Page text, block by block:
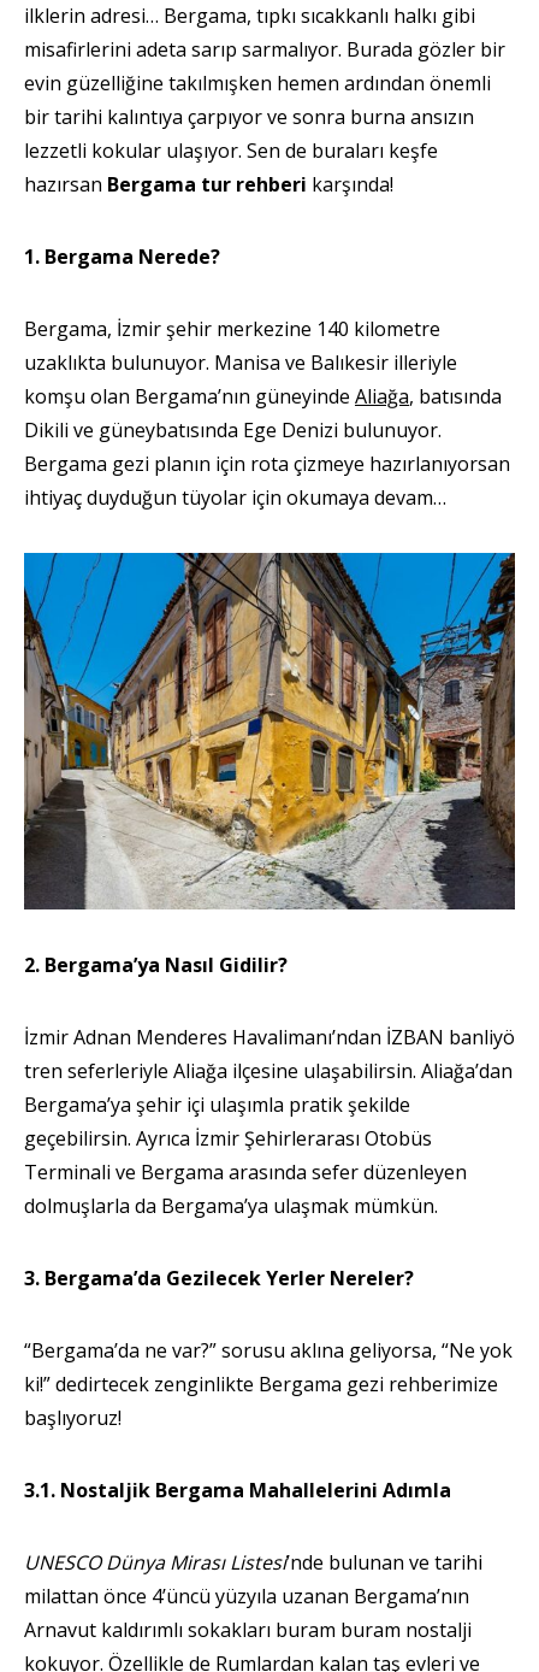
ilklerin adresi… Bergama, tıpkı sıcakkanlı halkı gibi
misafirlerini adeta sarıp sarmalıyor. Burada gözler bir
evin güzelliğine takılmışken hemen ardından önemli
bir tarihi kalıntıya çarpıyor ve sonra burna ansızın
lezzetli kokular ulaşıyor. Sen de buraları keşfe
hazırsan Bergama tur rehberi karşında!
1. Bergama Nerede?
Bergama, İzmir şehir merkezine 140 kilometre
uzaklıkta bulunuyor. Manisa ve Balıkesir illeriyle
komşu olan Bergama’nın güneyinde Aliağa, batısında
Dikili ve güneybatısında Ege Denizi bulunuyor.
Bergama gezi planın için rota çizmeye hazırlanıyorsan
ihtiyaç duyduğun tüyolar için okumaya devam…
2. Bergama’ya Nasıl Gidilir?
İzmir Adnan Menderes Havalimanı’ndan İZBAN banliyö
tren seferleriyle Aliağa ilçesine ulaşabilirsin. Aliağa’dan
Bergama’ya şehir içi ulaşımla pratik şekilde
geçebilirsin. Ayrıca İzmir Şehirlerarası Otobüs
Terminali ve Bergama arasında sefer düzenleyen
dolmuşlarla da Bergama’ya ulaşmak mümkün.
3. Bergama’da Gezilecek Yerler Nereler?
“Bergama’da ne var?” sorusu aklına geliyorsa, “Ne yok
ki!” dedirtecek zenginlikte Bergama gezi rehberimize
başlıyoruz!
3.1. Nostaljik Bergama Mahallelerini Adımla
UNESCO Dünya Mirası Listesi’nde bulunan ve tarihi
milattan önce 4’üncü yüzyıla uzanan Bergama’nın
Arnavut kaldırımlı sokakları buram buram nostalji
kokuyor. Özellikle de Rumlardan kalan taş evleri ve